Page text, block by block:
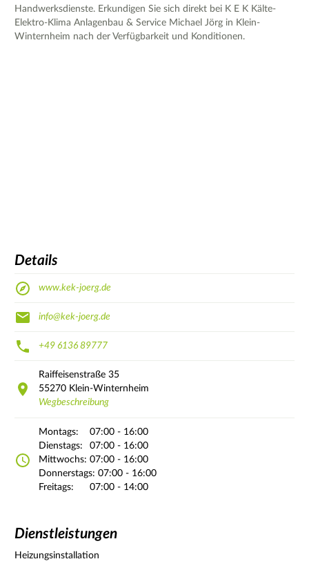
Handwerksdienste. Erkundigen Sie sich direkt bei K E K Kälte-
Elektro-Klima Anlagenbau & Service Michael Jörg in Klein-
Winternheim nach der Verfügbarkeit und Konditionen.
Details
www.kek-joerg.de
info@kek-joerg.de
+49 6136 89777
Raiffeisenstraße 35
55270 Klein-Winternheim
Wegbeschreibung
Montags:
07:00 - 16:00
Dienstags:
07:00 - 16:00
Mittwochs: 07:00 - 16:00
Donnerstags: 07:00 - 16:00
Freitags:
07:00 - 14:00
Dienstleistungen
Heizungsinstallation